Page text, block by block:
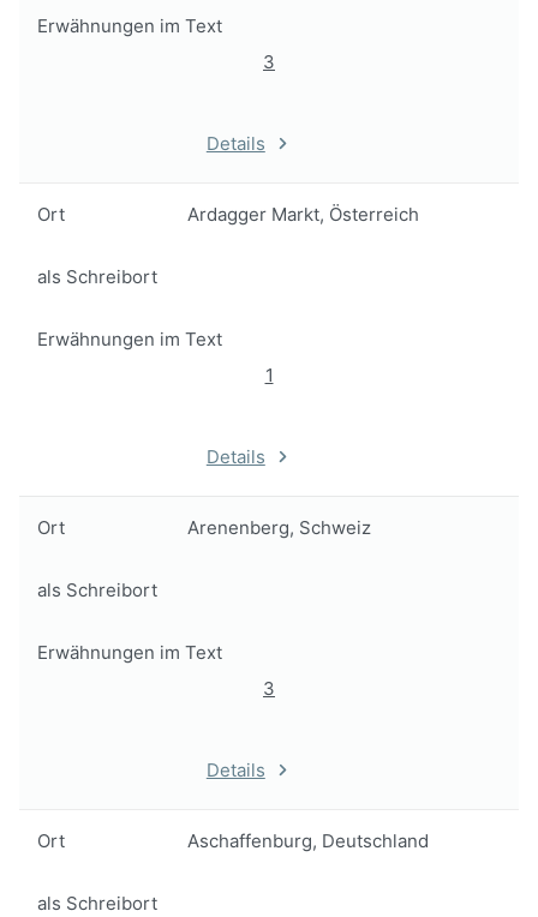
Erwähnungen im Text
3
Details
Ort Ardagger Markt, Österreich
als Schreibort
Erwähnungen im Text
1
Details
Ort Arenenberg, Schweiz
als Schreibort
Erwähnungen im Text
3
Details
Ort Aschaffenburg, Deutschland
als Schreibort